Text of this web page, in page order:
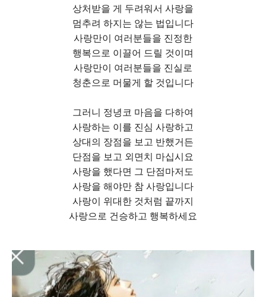
상처받을 게 두려워서 사랑을
멈추려 하지는 않는 법입니다
사랑만이 여러분들을 진정한
행복으로 이끌어 드릴 것이며
사랑만이 여러분들을 진실로
청춘으로 머물게 할 것입니다
그러니 정녕코 마음을 다하여
사랑하는 이를 진심 사랑하고
상대의 장점을 보고 반했거든
단점을 보고 외면치 마십시요
사랑을 했다면 그 단점마저도
사랑을 해야만 참 사랑입니다
사랑이 위대한 것처럼 끝까지
사랑으로 건승하고 행복하세요